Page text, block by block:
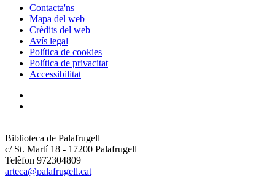
Contacta'ns
Mapa del web
Crèdits del web
Avís legal
Política de cookies
Política de privacitat
Accessibilitat
Biblioteca de Palafrugell
c/ St. Martí 18 - 17200 Palafrugell
Telèfon 972304809
arteca@palafrugell.cat